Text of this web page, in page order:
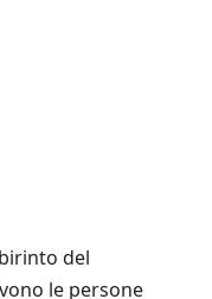
del
le persone